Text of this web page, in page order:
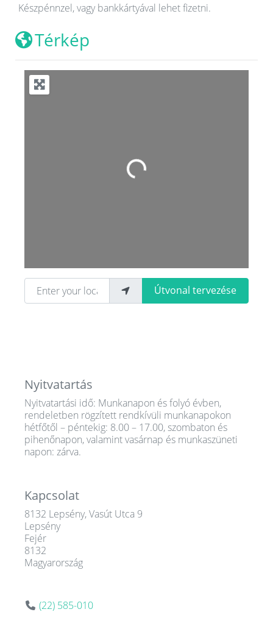
Készpénnzel, vagy bankkártyával lehet fizetni.
Térkép
Loading...
Enter your location
Útvonal tervezése
Nyitvatartás
Nyitvatartási idő: Munkanapon és folyó évben,
rendeletben rögzített rendkívüli munkanapokon
hétfőtől – péntekig: 8.00 – 17.00, szombaton és
pihenőnapon, valamint vasárnap és munkaszüneti
napon: zárva.
Kapcsolat
8132 Lepsény, Vasút Utca 9
Lepsény
Fejér
8132
Magyarország
(22) 585-010